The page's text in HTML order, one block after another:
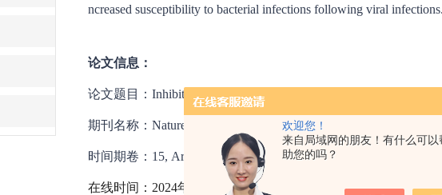
欢迎您！
来自局域网的朋友！有什么可以
助您的吗？
ncreased susceptibility to bacterial infections following viral infections.
论文信息：
论文题目： Inhibition of neutrophil swarming by type I interferon
期刊名称： Nature Communications
时间期卷：15, Article number: 8663 (2024)
在线时间：2024年10月7日